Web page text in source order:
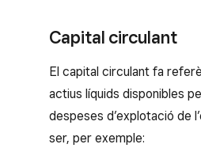
Capital circulant
El capital circulant fa
actius líquids disponibles
despeses d’explotació de
ser, per exemple: